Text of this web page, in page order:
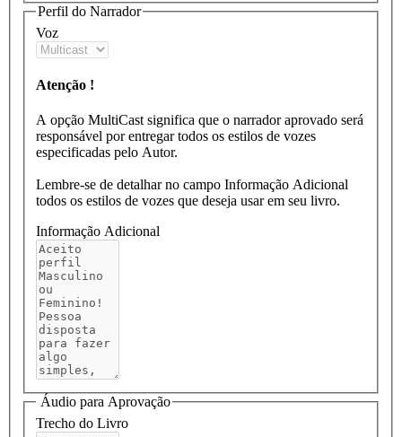
Perfil do Narrador
Voz
Atenção !
A opção MultiCast significa que o narrador aprovado será
responsável por entregar todos os estilos de vozes
especificadas pelo Autor.
Lembre-se de detalhar no campo Informação Adicional
todos os estilos de vozes que deseja usar em seu livro.
Informação Adicional
Áudio para Aprovação
Trecho do Livro